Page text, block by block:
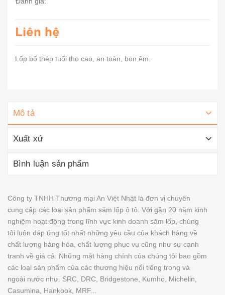
Liên hệ
Lốp bố thép tuổi thọ cao, an toàn, bon êm.
Mô tả
Xuất xứ
Bình luận sản phẩm
Công ty TNHH Thương mại An Việt Nhật là đơn vị chuyên
cung cấp các loại sản phẩm săm lốp ô tô. Với gần 20 năm kinh
nghiệm hoạt động trong lĩnh vực kinh doanh săm lốp, chúng
tôi luôn đáp ứng tốt nhất những yêu cầu của khách hàng về
chất lượng hàng hóa, chất lượng phục vụ cũng như sự cạnh
tranh về giá cả. Những mặt hàng chính của chúng tôi bao gồm
các loại sản phẩm của các thương hiệu nổi tiếng trong và
ngoài nước như: SRC, DRC, Bridgestone, Kumho, Michelin,
Casumina, Hankook, MRF...